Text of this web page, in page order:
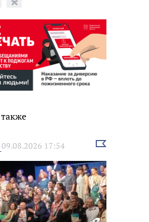
09.08.2026 17:54
Выбрать